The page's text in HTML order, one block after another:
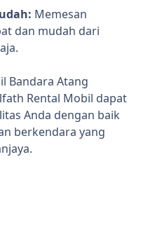
Memesan
dan mudah dari
Bandara Atang
Rental Mobil dapat
Anda dengan baik
berkendara yang